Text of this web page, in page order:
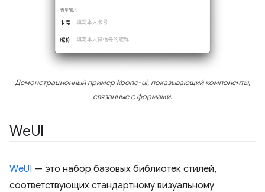
Демонстрационный пример kbone-ui, показывающий компоненты,
связанные с формами.
WeUI
WeUI — это набор базовых библиотек стилей,
соответствующих стандартному визуальному